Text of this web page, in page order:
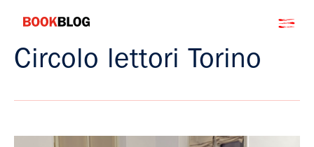
contenuto
Bookblog
Circolo lettori Torino